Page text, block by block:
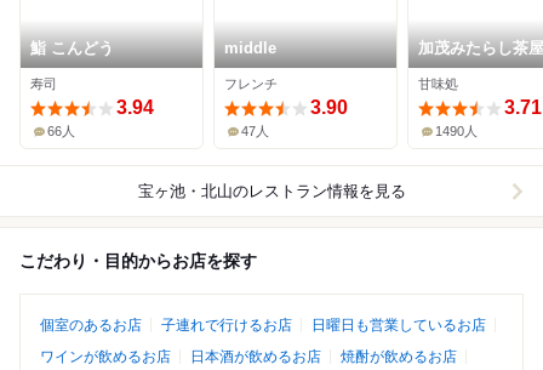
鮨 こんどう
寿司
3.94
66人
middle
フレンチ
3.90
47人
加茂みたらし茶屋
甘味処
3.71
1490人
宝ヶ池・北山のレストラン情報を見る
こだわり・目的からお店を探す
個室のあるお店 子連れで行けるお店
日曜日も営業しているお店
ワインが飲めるお店
日本酒が飲めるお店
焼酎が飲めるお店